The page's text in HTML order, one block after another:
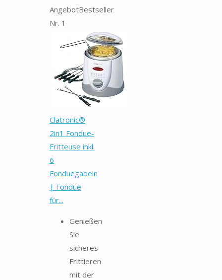
AngebotBestseller
Nr. 1
Clatronic®
2in1 Fondue-
Fritteuse inkl.
6
Fonduegabeln
| Fondue
für...
Genießen
Sie
sicheres
Frittieren
mit der